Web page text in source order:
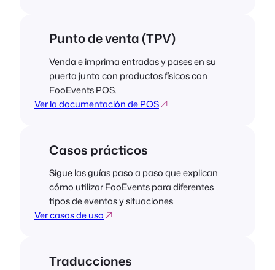
Punto de venta (TPV)
Venda e imprima entradas y pases en su
puerta junto con productos físicos con
FooEvents POS.
Ver la documentación de POS
Casos prácticos
Sigue las guías paso a paso que explican
cómo utilizar FooEvents para diferentes
tipos de eventos y situaciones.
Ver casos de uso
Traducciones